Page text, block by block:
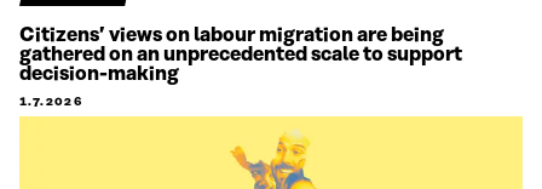
Citizens’ views on labour migration are being
gathered on an unprecedented scale to support
decision-making
1.7.2026